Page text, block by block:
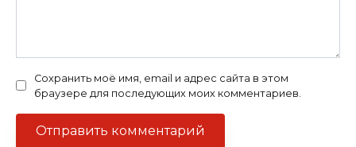
Сохранить моё имя, email и адрес сайта в этом
браузере для последующих моих комментариев.